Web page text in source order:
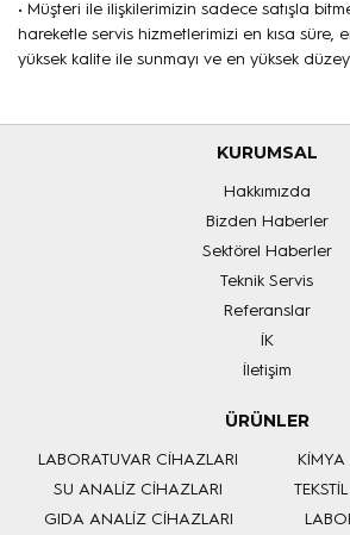
• Müşteri ile ilişkilerimizin sadece satışla
hareketle servis hizmetlerimizi en kısa süre,
yüksek kalite ile sunmayı ve en yüksek
KURUMSAL
Hakkımızda
Bizden Haberler
Sektörel Haberler
Teknik Servis
Referanslar
İK
İletişim
ÜRÜNLER
LABORATUVAR CİHAZLARI
SU ANALİZ CİHAZLARI
GIDA ANALİZ CİHAZLARI